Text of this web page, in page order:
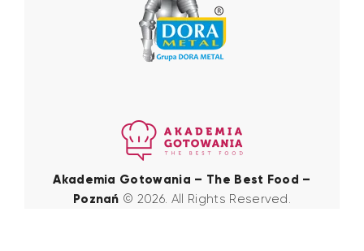
Akademia Gotowania – The Best Food –
Poznań © 2026. All Rights Reserved.